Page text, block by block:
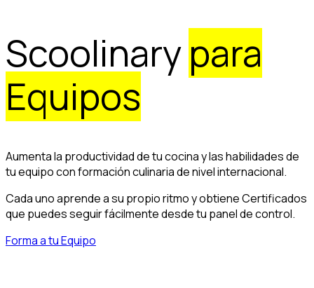
Scoolinarypara
Equipos
Aumenta la productividad de tu cocina y las habilidades de
tu equipo con formación culinaria de nivel internacional.
Cada uno aprende a su propio ritmo y obtiene Certificados
que puedes seguir fácilmente desde tu panel de control.
Forma a tu Equipo